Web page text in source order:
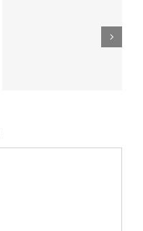
Yaïr Golan : une